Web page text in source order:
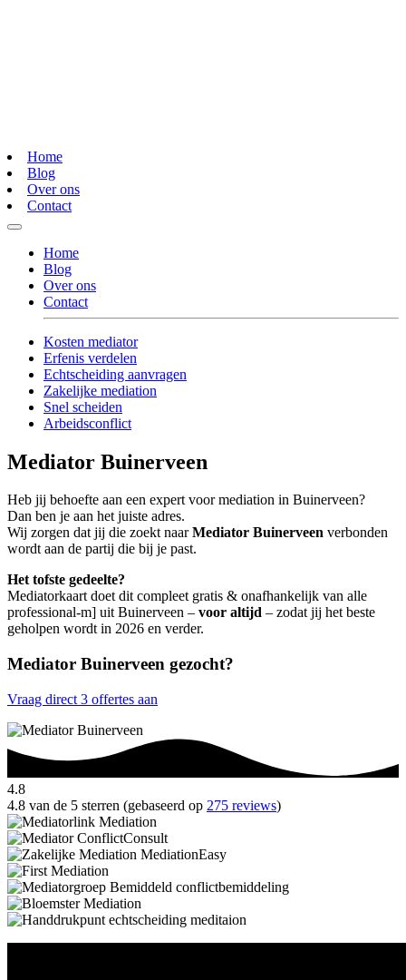
Home
Blog
Over ons
Contact
Home
Blog
Over ons
Contact
Kosten mediator
Erfenis verdelen
Echtscheiding aanvragen
Zakelijke mediation
Snel scheiden
Arbeidsconflict
Mediator Buinerveen
Heb jij behoefte aan een expert voor mediation in Buinerveen?
Dan ben je aan het juiste adres.
Wij zorgen dat jij die zoekt naarMediator Buinerveen verbonden
wordt aan de partij die bij je past.
Het tofste gedeelte?
Mediatorkaart doet dit compleet gratis & onafhankelijk van alle
professional-m] uit Buinerveen – voor altijd – zodat jij het beste
geholpen wordt in 2026 en verder.
Mediator Buinerveen gezocht?
Vraag direct 3 offertes aan
4.8
4.8 van de 5 sterren (gebaseerd op 275 reviews)